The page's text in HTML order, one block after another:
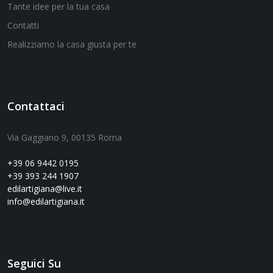
Tante idee per la tua casa
Contatti
Realizziamo la casa giusta per te
Contattaci
Via Gaggiano 9, 00135 Roma
+39 06 9442 0195
+39 393 244 1907
edilartigiana@live.it
info@edilartigiana.it
Seguici Su